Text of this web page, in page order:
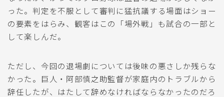
った。判定を不服として審判に猛抗議する場面はショー
の要素をはらみ、観客はこの「場外戦」も試合の一部と
して楽しんだ。
ただし、今回の退場劇については後味の悪さしか残らな
かった。巨人・阿部慎之助監督が家庭内のトラブルから
辞任したが、はたして辞めなければならなかったのだろ